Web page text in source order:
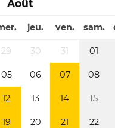
Août
jeu. ven. sam.
29 30 31 01
05 06 07 08
12 13 14 15
19 20 21 22